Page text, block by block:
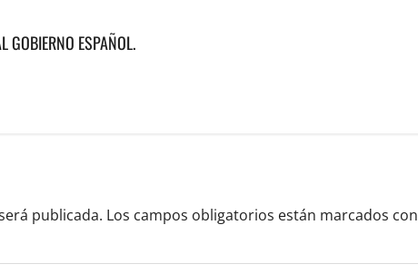
GOBIERNO ESPAÑOL.
publicada. Los campos obligatorios están marcados con